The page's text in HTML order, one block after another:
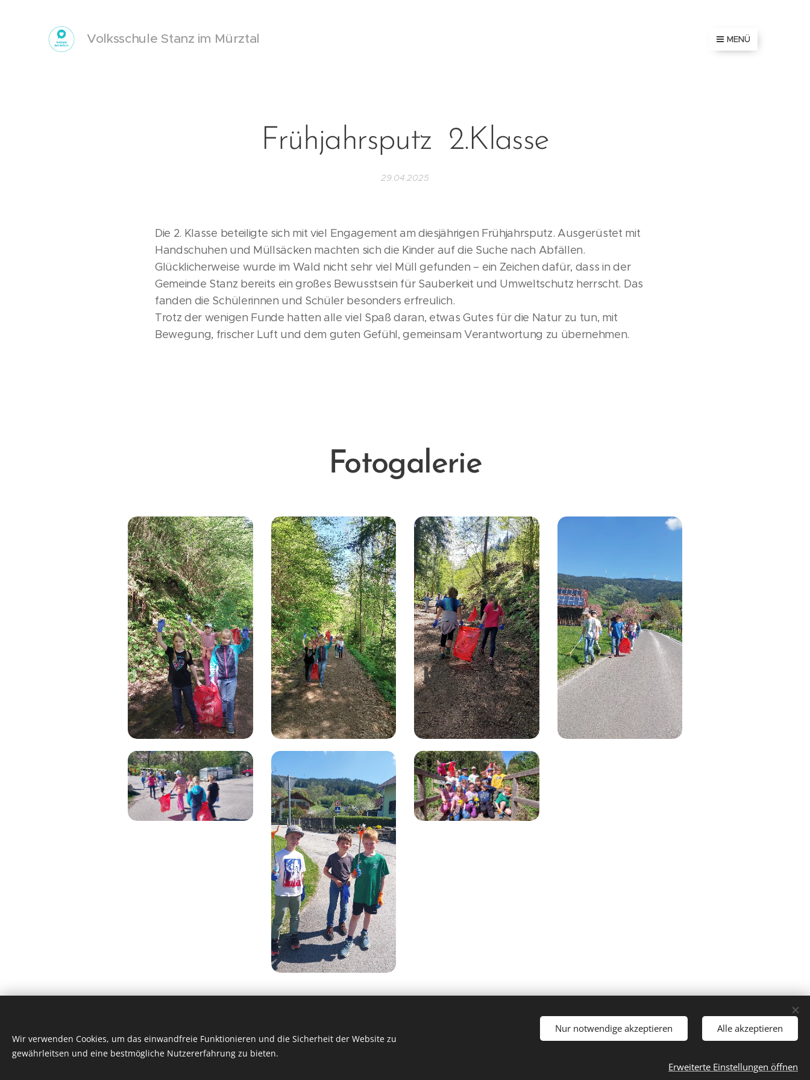
Volksschule Stanz im Mürztal MENÜ
Frühjahrsputz 2.Klasse
29.04.2025
Die 2. Klasse beteiligte sich mit viel Engagement am diesjährigen Frühjahrsputz. Ausgerüstet mit
Handschuhen und Müllsäcken machten sich die Kinder auf die Suche nach Abfällen.
Glücklicherweise wurde im Wald nicht sehr viel Müll gefunden – ein Zeichen dafür, dass in der
Gemeinde Stanz bereits ein großes Bewusstsein für Sauberkeit und Umweltschutz herrscht. Das
fanden die Schülerinnen und Schüler besonders erfreulich.
Trotz der wenigen Funde hatten alle viel Spaß daran, etwas Gutes für die Natur zu tun, mit
Bewegung, frischer Luft und dem guten Gefühl, gemeinsam Verantwortung zu übernehmen.
Fotogalerie
Wir verwenden Cookies, um das einwandfreie Funktionieren und die Sicherheit der Website zu
gewährleitsen und eine bestmögliche Nutzererfahrung zu bieten.
Nur notwendige akzeptieren Alle akzeptieren
Erweiterte Einstellungen öffnen